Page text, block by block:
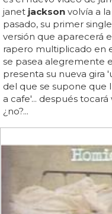
janet jackson volvía a
pasado, su primer
versión que aparecerá
rapero multiplicado en
se pasea alegremente
presenta su nueva gira
del que se supone que
a cafe'... después
¿no?...